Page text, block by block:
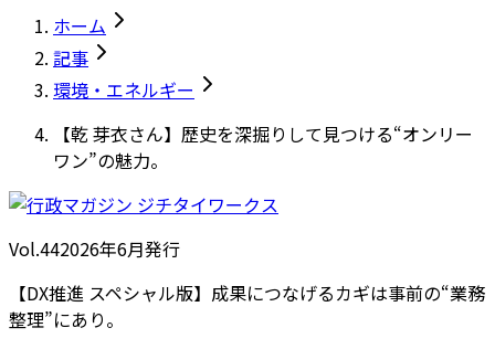
ホーム
記事
環境・エネルギー
【乾 芽衣さん】歴史を深掘りして見つける“オンリー
ワン”の魅力。
Vol.442026年6月発行
【DX推進 スペシャル版】成果につなげるカギは事前の“業務
整理”にあり。